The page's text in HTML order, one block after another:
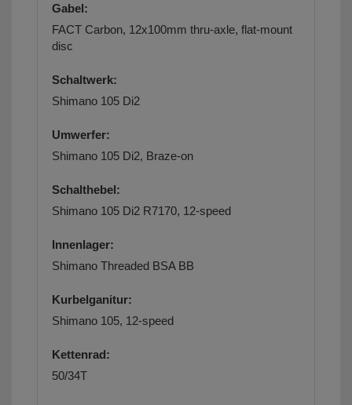
Gabel:
FACT Carbon, 12x100mm thru-axle, flat-mount
disc
Schaltwerk:
Shimano 105 Di2
Umwerfer:
Shimano 105 Di2, Braze-on
Schalthebel:
Shimano 105 Di2 R7170, 12-speed
Innenlager:
Shimano Threaded BSA BB
Kurbelganitur:
Shimano 105, 12-speed
Kettenrad:
50/34T